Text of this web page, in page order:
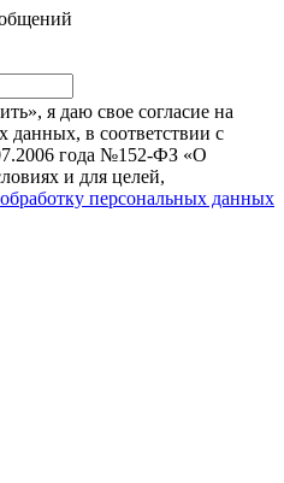
я даю свое согласие на
данных, в соответствии с
года №152-ФЗ «О
и для целей,
персональных данных